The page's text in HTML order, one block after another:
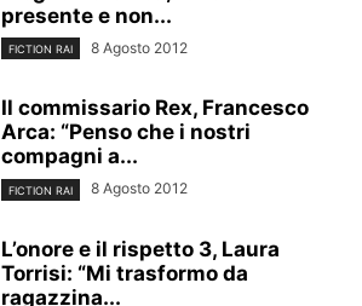
presente e non...
FICTION RAI 8 Agosto 2012
Il commissario Rex, Francesco
Arca: “Penso che i nostri
compagni a...
FICTION RAI 8 Agosto 2012
L’onore e il rispetto 3, Laura
Torrisi: “Mi trasformo da
ragazzina...